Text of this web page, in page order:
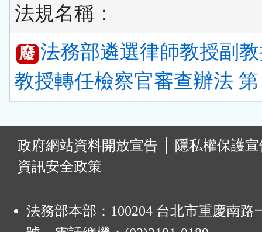
法規名稱：
廢 法務部遴選律師教授副
教授轉任檢察官審查辦法 第
政府網站資料開放宣告
隱私權保護
資訊安全政策
法務部本部：100204 台北市重慶南路